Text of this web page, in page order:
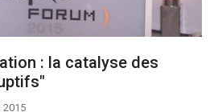
: la catalyse des
2015